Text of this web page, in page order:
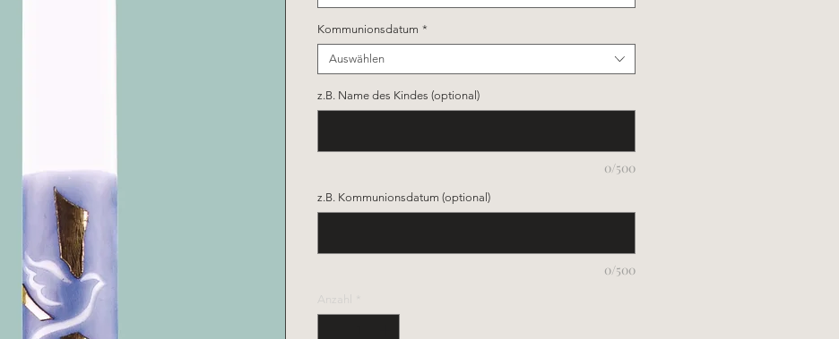
Kommunionsdatum *
Auswählen
z.B. Name des Kindes (optional)
0/500
z.B. Kommunionsdatum (optional)
0/500
Anzahl